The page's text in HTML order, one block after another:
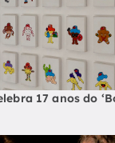
17 anos do